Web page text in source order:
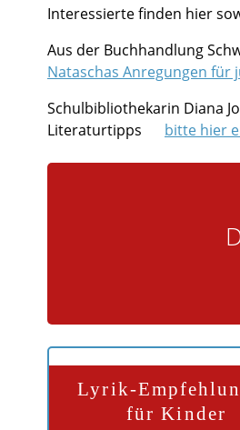
Interessierte finden hier
Aus der Buchhandlung
Nataschas Anregungen für
Schulbibliothekarin Diana
Literaturtipps
bitte hier
Lyrik-
für Kinder